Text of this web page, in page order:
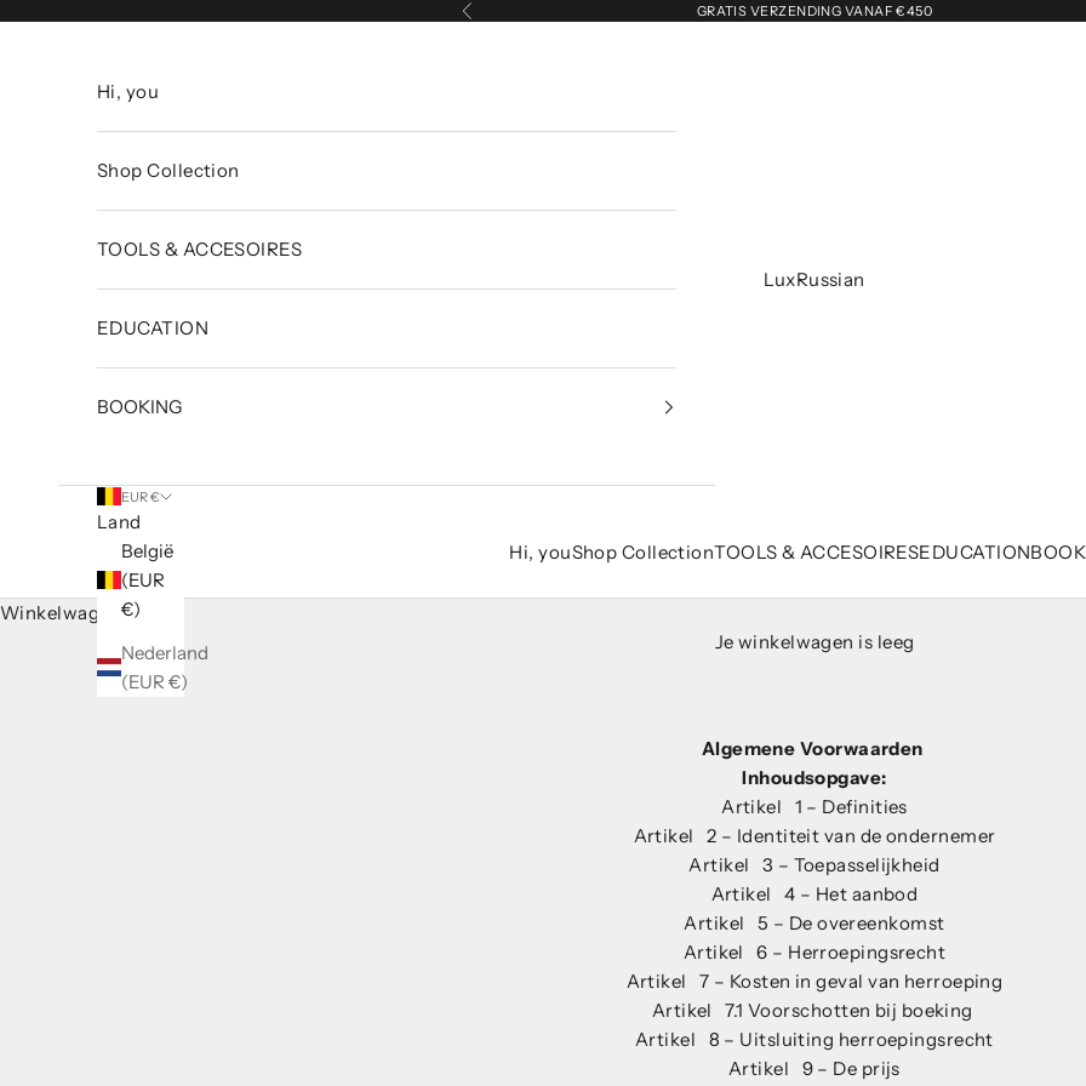
Vorige GRATIS VERZENDING VANAF €450
LuxRussian
Hi, youShop CollectionTOOLS & ACCESOIRESEDUCATION
Hi, you
Shop Collection
TOOLS & ACCESOIRES
EDUCATION
BOOKING
EUR €
Land
België
(EUR
€)
Nederland
(EUR €)
Winkelwagen
Je winkelwagen is leeg
Algemene Voorwaarden
Inhoudsopgave:
Artikel 1 – Definities
Artikel 2 – Identiteit van de ondernemer
Artikel 3 – Toepasselijkheid
Artikel 4 – Het aanbod
Artikel 5 – De overeenkomst
Artikel 6 – Herroepingsrecht
Artikel 7 – Kosten in geval van herroeping
Artikel 7.1 Voorschotten bij boeking
Artikel 8 – Uitsluiting herroepingsrecht
Artikel 9 – De prijs